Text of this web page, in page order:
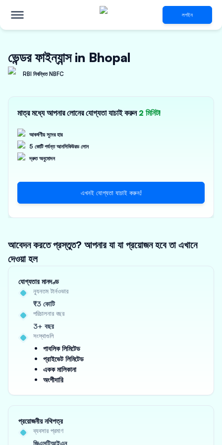
লগইন
ভেন্ডর ফাইন্যান্স in Bhopal
RBI নিবন্ধিত NBFC
মাত্র মধ্যে আপনার লোনের যোগ্যতা যাচাই করুন 2 মিনিট!
আকর্ষণীয় সুদের হার
5 কোটি পর্যন্ত আনসিকিউরড লোন
দ্রুত অনুমোদন
এখনই যোগ্যতা যাচাই করুন!
আবেদন করতে প্রস্তুত? আপনার যা যা প্রয়োজন হবে তা এখানে
দেওয়া হল
যোগ্যতার মানদণ্ড
ন্যূনতম টার্নওভার
₹3 কোটি
পরিচালনার বছর
3+ বছর
সংস্থাগুলি
পাবলিক লিমিটেড
প্রাইভেট লিমিটেড
একক মালিকানা
অংশীদারি
প্রয়োজনীয় নথিপত্র
ব্যবসার প্রমাণ
জিএসটিআইএন